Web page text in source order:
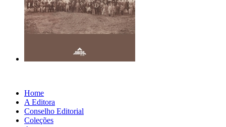
Home
A Editora
Conselho Editorial
Coleções